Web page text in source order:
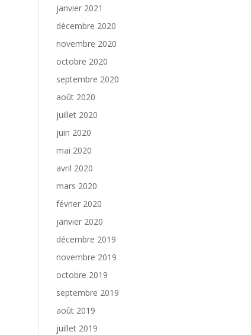
janvier 2021
décembre 2020
novembre 2020
octobre 2020
septembre 2020
août 2020
juillet 2020
juin 2020
mai 2020
avril 2020
mars 2020
février 2020
janvier 2020
décembre 2019
novembre 2019
octobre 2019
septembre 2019
août 2019
juillet 2019